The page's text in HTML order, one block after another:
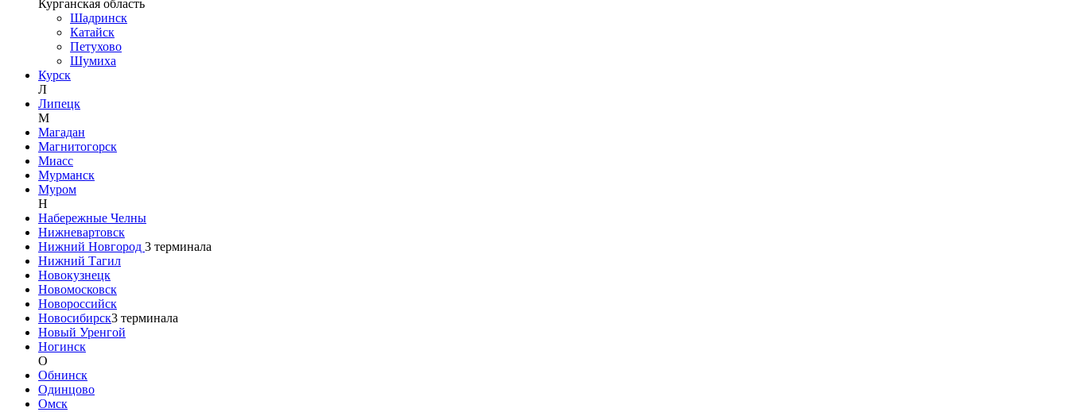
Курганская область
Шадринск
Катайск
Петухово
Шумиха
Курск
Л
Липецк
М
Магадан
Магнитогорск
Миасс
Мурманск
Муром
Н
Набережные Челны
Нижневартовск
Нижний Новгород 3 терминала
Нижний Тагил
Новокузнецк
Новомосковск
Новороссийск
Новосибирск3 терминала
Новый Уренгой
Ногинск
О
Обнинск
Одинцово
Омск